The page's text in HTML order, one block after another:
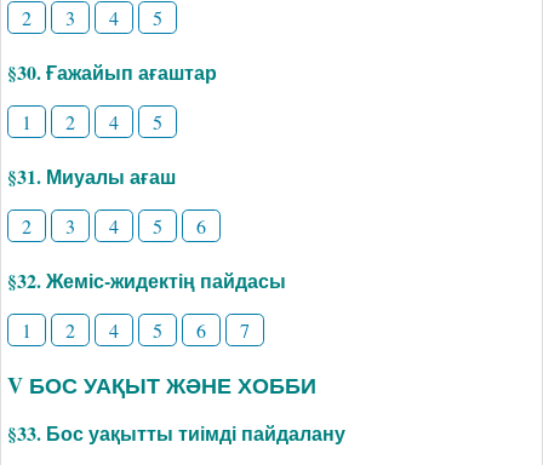
2 3 4 5
§30. Ғажайып ағаштар
1 2 4 5
§31. Миуалы ағаш
2 3 4 5 6
§32. Жеміс-жидектің пайдасы
1 2 4 5 6 7
V БОС УАҚЫТ ЖӘНЕ ХОББИ
§33. Бос уақытты тиімді пайдалану